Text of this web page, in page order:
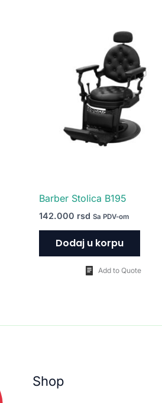
Barber Stolica B195
142.000 rsd Sa PDV-om
Dodaj u korpu
Add to Quote
Shop